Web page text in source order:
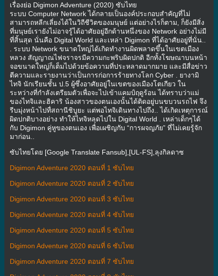
เรื่องย่อ Digimon Adventure (2020) ซับไทย
ระบบ Computer Network ได้กลายเป็นองค์ประกอบสำคัญที่ไม่
สามารถหลีกเลี่ยงได้ในวิถีชีวิตของมนุษย์ แต่อย่างไรก็ตาม, ก็ยังมีสิ่ง
ที่มนุษย์เรายังไม่อาจรู้ได้อาศัยอยู่อีกด้านหนึ่งของ Network อย่างไม่มี
ที่สิ้นสุด นั่นคือ Digital World และเหล่า Digimon ที่ได้อาศัยอยู่ที่นั่น..
. ระบบ Network ขนาดใหญ่ได้เกิดทำงานผิดพลาดขึ้นในเขตเมือง
หลวง สัญญาณไฟจราจรมีความกะพริบผิดปกติ อีกทั้งโฆษณาบนหน้า
จอขนาดใหญ่ก็เต็มไปด้วยข้อความที่ประหลาดมากมาย และมีสื่อข่าว
ตีความและรายงานว่าเป็นการก่อการร้ายทางโลก Cyber . ยางามิ
ไทจิ นักเรียนชั้น ป.5 ผู้ซึ่งอาศัยอยู่ในเขตของเมืองโตเกียว ใน
ระหว่างที่กำลังเตรียมตัวเพื่อจะไปเข้าแคมป์ฤดูร้อน ได้ทราบว่าแม่
ของไทจิและฮิคาริ น้องสาวของตนเองนั้นได้ติดอยู่บนขบวนรถไฟ จึง
รีบมุ่งหน้าไปทื่สถานีชิบูยะ แต่พอไทจิเดินทางไปถึง.. ได้เกิดเหตุการณ์
ผิดปกติบางอย่าง ทำให้ไทจิหลุดไปใน Digital World . เหล่าเด็กๆได้
กับ Digimon คู่หูของตนเอง เพื่อเผชิญกับ “การผจญภัย” ที่ไม่เคยรู้จัก
มาก่อน..
ซับไทยโดย [Google Translate Fansub],[UL-FS],ลุงกิลดาซ
Digimon Adventure 2020 ตอนที่ 1 ซับไทย
Digimon Adventure 2020 ตอนที่ 2 ซับไทย
Digimon Adventure 2020 ตอนที่ 3 ซับไทย
Digimon Adventure 2020 ตอนที่ 4 ซับไทย
Digimon Adventure 2020 ตอนที่ 5 ซับไทย
Digimon Adventure 2020 ตอนที่ 6 ซับไทย
Digimon Adventure 2020 ตอนที่ 7 ซับไทย